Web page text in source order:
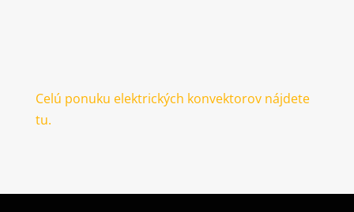
Celú ponuku elektrických konvektorov nájdete
tu.